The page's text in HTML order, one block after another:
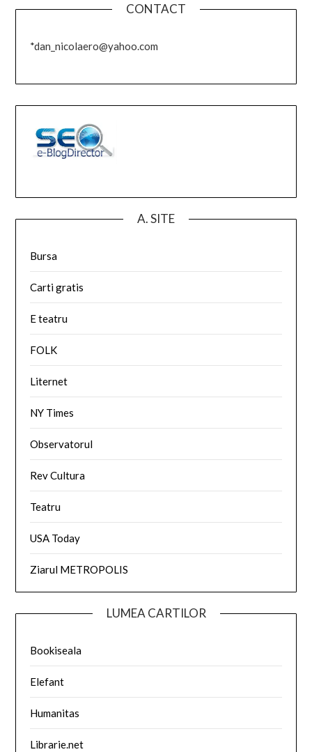
CONTACT
*dan_nicolaero@yahoo.com
A. SITE
Bursa
Carti gratis
E teatru
FOLK
Liternet
NY Times
Observatorul
Rev Cultura
Teatru
USA Today
Ziarul METROPOLIS
LUMEA CARTILOR
Bookiseala
Elefant
Humanitas
Librarie.net